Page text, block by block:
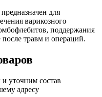
для
варикозного
поддержания
после травм и операций.
уточним состав
адресу